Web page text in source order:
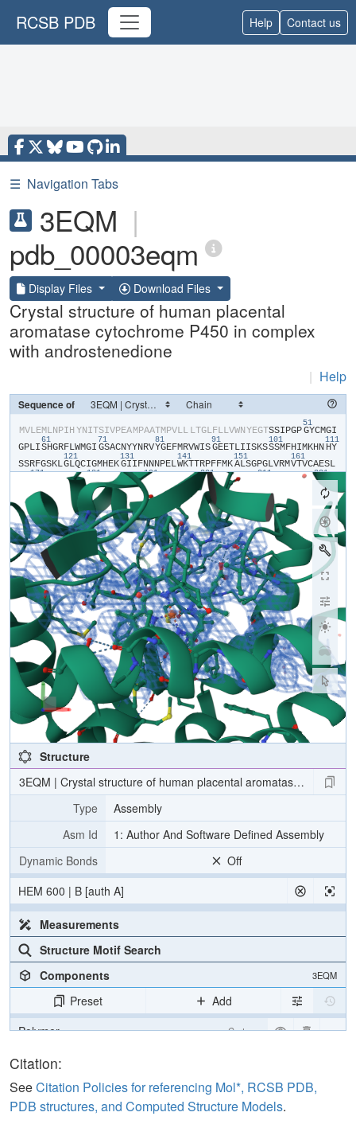
RCSB PDB Help Contact us
☰ Navigation Tabs
3EQM |
pdb_00003eqm
Display Files Download Files
Crystal structure of human placental
aromatase cytochrome P450 in complex
with androstenedione
| Help
Sequence of
​M​​V​​L​​E​​M​​L​​N​​P​​I​​H​ ​Y​​N​​I​​T​​S​​I​​V​​P​​E​​A​​M​​P​​A​​A​​T​​M​​P​​V​​L​​L​ ​L​​T​​G​​L​​F​​L​​L​​V​​W​​N​​Y​​E​​G​​T​​S​​S​​I​​P​​G​​P​
51
​G​​Y​​C​​M​​G​​I​
G​​P​​L​​I​
61
​S​​H​​G​​R​​F​​L​​W​​M​​G​​I​
71
​G​​S​​A​​C​​N​​Y​​Y​​N​​R​​V​
81
​Y​​G​​E​​F​​M​​R​​V​​W​​I​​S​
91
​G​​E​​E​​T​​L​​I​​I​​S​​K​​S​
101
​S​​S​​M​​F​​H​​I​​M​​K​​H​​N​
111
​H​​Y​​
S​​S​​R​​F​​G​​S​​K​​L​
121
​G​​L​​Q​​C​​I​​G​​M​​H​​E​​K​
131
​G​​I​​I​​F​​N​​N​​N​​P​​E​​L​
141
​W​​K​​T​​T​​R​​P​​F​​F​​M​​K​
151
​A​​L​​S​​G​​P​​G​​L​​V​​R​​M​
161
​V​​T​​V​​C​​A​​E​​S​​L​
171
​E​​V​​T​​N​
181
​E​​S​​G​​Y​​V​​D​ ​L​​T​​L​
191
​L​ ​D​​T​​S​
201
​T​​L​ ​F​​L​ ​R​​I​​P​​L​
211
​Q​​G​
221
​F​​D​​A​​W​​
​A​​L​ ​L​​I​ ​K​
231
​P​ ​F​ ​F​​K​​I​​S​​W​ ​L​
241
​Y​ ​K​​Y​ ​K​​S​​V​​K​​D​
251
​A​​I​​E​ ​V​​L​​I​
261
​E​​E​ ​L​​E​ ​F​​A​
E​​L​​I​​L​​A​​E​​K​​R​​G​ ​D​
291
​L​​T​​R​​E​​N​​V​​N​​Q​​C​​I​
301
​L​​E​​M​ ​I​​A​​A​​P​​D​​T​
311
​M​ ​S​ ​S​​L​​F​​F​​M​​L​​F​
321
​K​ ​H​​P​​N​ ​V​​E​ ​E​
331
​K​​E​ ​I​​
Q​​T​​V​​I​
341
​G​​E​​R​​D​​I​​K​​I​​D​​D​​I​
351
​Q​​K​​L​​K​​V​​M​​E​​N​​F​​I​
361
​Y​​E​​S​​M​​R​​Y​​Q​​P​​V​​V​
371
​D​​L​​V​​M​​R​​K​​A​​L​​E​​D​
381
​D​​V​​I​ ​D​​G​​Y​ ​V​​K​ ​K​
391
​G​​T​​
N​​I​​I​​L​​N​​I​​G​
401
​F​​F​​P​​K​​P​
411
​N​ ​E​​F​​T​​L​​E​​N​​F​​A​​K​
421
​N​​V​​P​​Y​​R​​Y​​F​​Q​​P​​F​
431
​G​​F​​G​​P​​R​​G​​C​​A​ ​G​​K​
441
​Y​​I​ ​M​​V​​M​​M​ ​K​​
​I​
451
​L​​V​​T​​L​​L​ ​F​​H​​V​
461
​K​​T​​L​​Q​​G​​Q​​C​​V​​E​​S​
471
​I​​Q​​K​​I​​H​​D​​L​​S​​L​​H​
481
​P​​D​​E​​T​​K​​N​​M​​L​​E​​M​
491
​I​​F​​T​ ​N​​S​​D​​R​​C​ ​E​​H​
Structure
3EQM | Crystal structure of human placental aromatase
Type
Assembly
Asm Id
1: Author And Software Defined Assembly
Dynamic Bonds
Off
HEM 600 | B [auth A]
Measurements
Structure Motif Search
Components
3EQM
Preset
Add
Polymer
Cartoon
Ligand
Water Ball & Stick
Ion Ball & Stick
Citation:
SeeCitation Policies for referencing Mol*, RCSB PDB,
PDB structures, and Computed Structure Models.